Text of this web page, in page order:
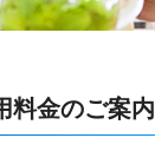
料金のご案内